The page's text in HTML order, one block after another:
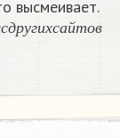
высмеивает.
с д р у г ихс а й т о в
сдругихсай то